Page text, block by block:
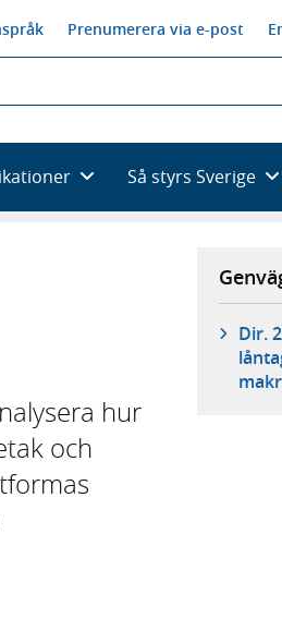
Prenumerera via e-post
Så styrs Sverige
hur
och
Dir.